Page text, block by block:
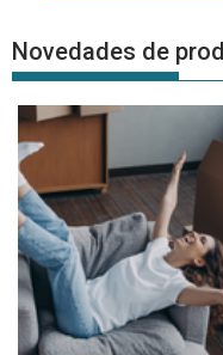
Novedades de